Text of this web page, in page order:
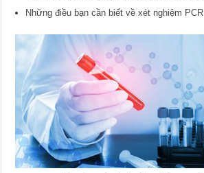
Những điều bạn cần biết về xét nghiệm PCR